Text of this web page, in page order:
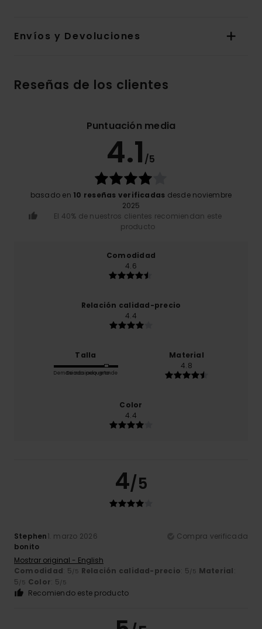
Envíos y Devoluciones
Reseñas de los clientes
Puntuación media
4.1 /5
basado en 10 reseñas verificadas desde noviembre
2025
El 40% de nuestros clientes recomiendan este
producto
Comodidad
4.6
Relación calidad-precio
4.4
Talla
Demasiado pequeño
Demasiado grande
Material
4.8
Color
4.4
4/5
Stephen1. marzo 2026
Compra verificada
bonito
Mostrar original - English
Comodidad: 5/5 Relación calidad-precio: 5/5 Material:
5/5 Color: 5/5
Recomiendo este producto